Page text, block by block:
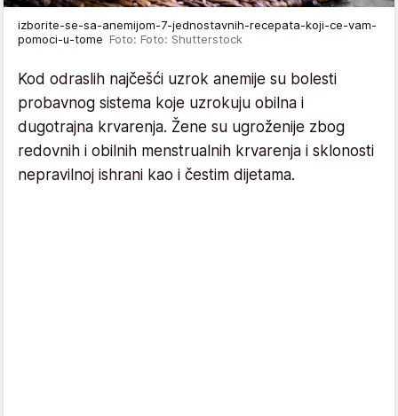
izborite-se-sa-anemijom-7-jednostavnih-recepata-koji-ce-vam-
pomoci-u-tome Foto: Foto: Shutterstock
Kod odraslih najčešći uzrok anemije su bolesti
probavnog sistema koje uzrokuju obilna i
dugotrajna krvarenja. Žene su ugroženije zbog
redovnih i obilnih menstrualnih krvarenja i sklonosti
nepravilnoj ishrani kao i čestim dijetama.